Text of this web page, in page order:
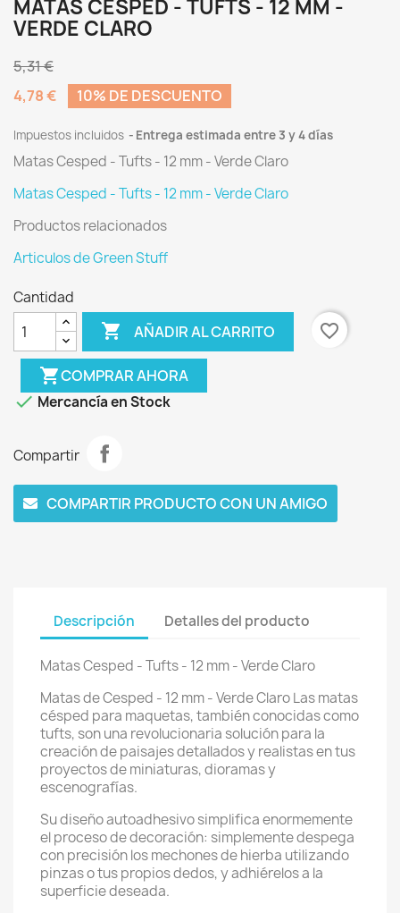
MATAS CESPED - TUFTS - 12 MM -
VERDE CLARO
5,31 €
4,78 €
10% DE DESCUENTO
Impuestos incluidos Entrega estimada entre 3 y 4 días
Matas Cesped - Tufts - 12 mm - Verde Claro
Matas Cesped - Tufts - 12 mm - Verde Claro
Productos relacionados
Articulos de Green Stuff
Cantidad
 AÑADIR AL CARRITO favorite_border
shopping_cartCOMPRAR AHORA
 Mercancía en Stock
Compartir
COMPARTIR PRODUCTO CON UN AMIGO
Descripción Detalles del producto
Matas Cesped - Tufts - 12 mm - Verde Claro
Matas de Cesped - 12 mm - Verde Claro Las matas
césped para maquetas, también conocidas como
tufts, son una revolucionaria solución para la
creación de paisajes detallados y realistas en tus
proyectos de miniaturas, dioramas y
escenografías.
Su diseño autoadhesivo simplifica enormemente
el proceso de decoración: simplemente despega
con precisión los mechones de hierba utilizando
pinzas o tus propios dedos, y adhiérelos a la
superficie deseada.